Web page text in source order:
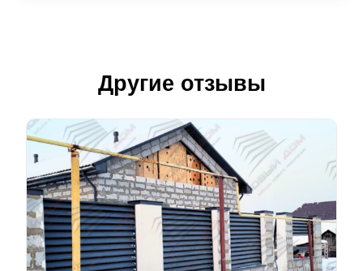
Другие отзывы